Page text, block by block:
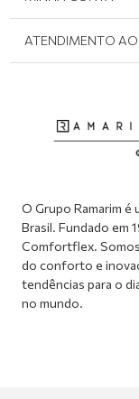
Políticas de
Meus pedidos
ATENDIMENTO
Atendimento via
O Grupo Ramarim é
Brasil. Fundado em
Comfortflex.
do conforto e
tendências para o
no mundo.